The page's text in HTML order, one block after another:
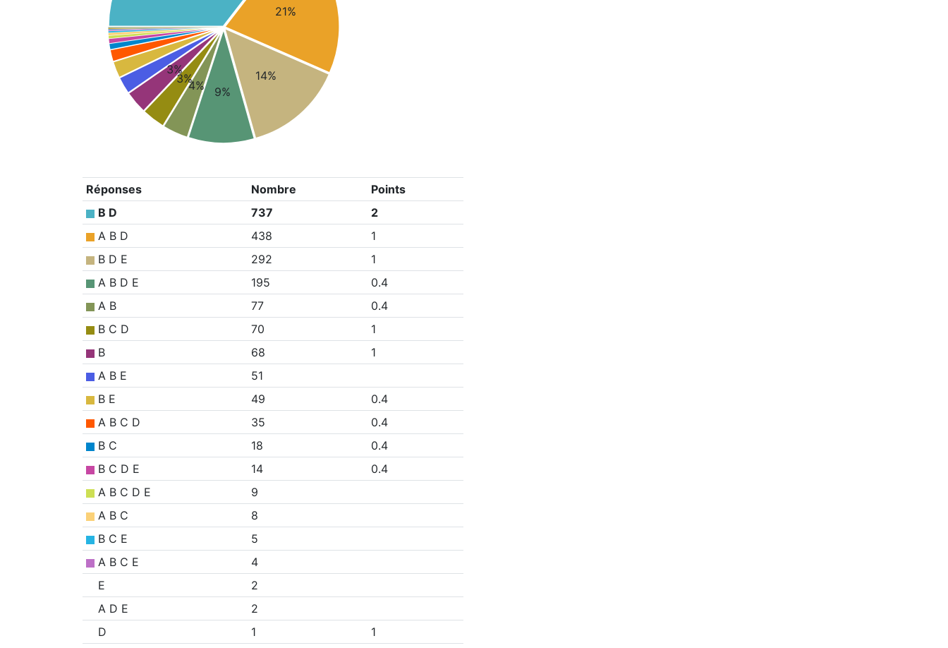
21%
14%
9%
4%
3%
3%
Réponses Nombre
Points
B D
737
2
A B D
438
1
B D E
292
1
A B D E
195
0.4
A B
77
0.4
B C D
70
1
B
68
1
A B E
51
B E
49
0.4
A B C D
35
0.4
B C
18
0.4
B C D E
14
0.4
A B C D E
9
A B C
8
B C E
5
A B C E
4
E
2
A D E
2
D
1 1